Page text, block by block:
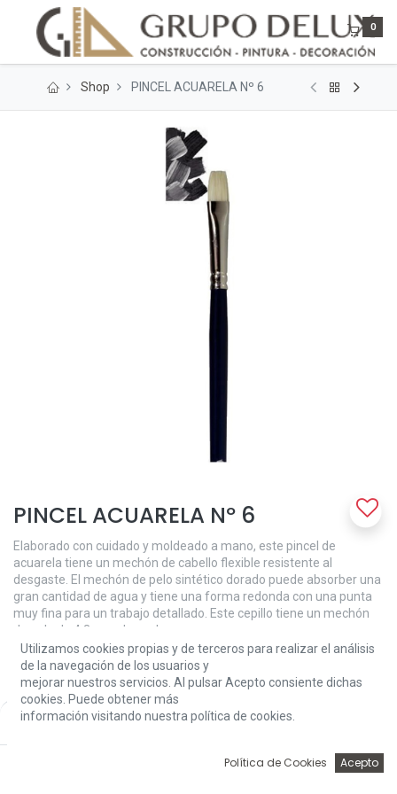
Price:
Add to Cart
0
Shop PINCEL ACUARELA Nº 6
PINCEL ACUARELA Nº 6
Elaborado con cuidado y moldeado a mano, este pincel de
acuarela tiene un mechón de cabello flexible resistente al
desgaste. El mechón de pelo sintético dorado puede absorber una
gran cantidad de agua y tiene una forma redonda con una punta
muy fina para un trabajo detallado. Este cepillo tiene un mechón
de pelo de 4,3 mm de ancho.
3,60€
Utilizamos cookies propias y de terceros para realizar el análisis
de la navegación de los usuarios y
mejorar nuestros servicios. Al pulsar Acepto consiente dichas
cookies. Puede obtener más
información visitando nuestra política de cookies.
Política de Cookies Acepto